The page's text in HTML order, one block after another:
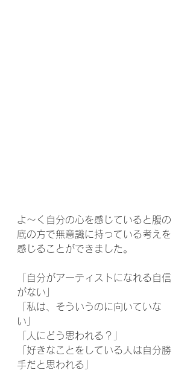
よ～く自分の心を感じていると腹の
底の方で無意識に持っている考えを
感じることができました。
「自分がアーティストになれる自信
がない」
「私は、そういうのに向いていな
い」
「人にどう思われる？」
「好きなことをしている人は自分勝
手だと思われる」